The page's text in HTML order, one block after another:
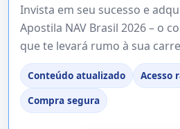
Invista em seu sucesso e
Apostila NAV Brasil 2026 – o
que te levará rumo à sua
Conteúdo atualizado
Acesso
Compra segura